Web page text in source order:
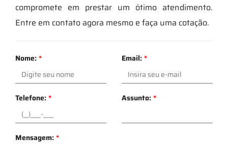
compromete em prestar um ótimo atendimento.
Entre em contato agora mesmo e faça uma cotação.
Nome:* Email:*
Telefone:* Assunto:*
Mensagem:*